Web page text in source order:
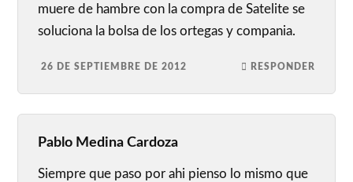
muere de hambre con la compra de Satelite se
soluciona la bolsa de los ortegas y compania.
26 DE SEPTIEMBRE DE 2012 RESPONDER
Pablo Medina Cardoza
Siempre que paso por ahi pienso lo mismo que